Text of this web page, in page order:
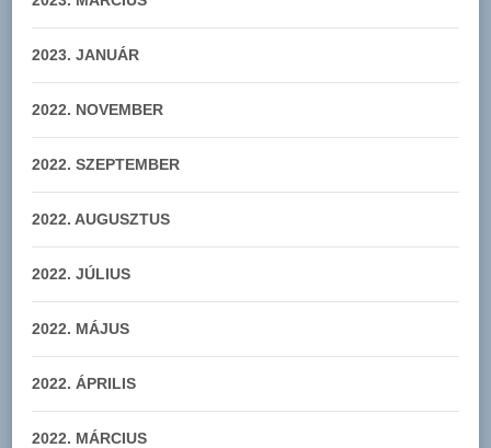
2023. JANUÁR
2022. NOVEMBER
2022. SZEPTEMBER
2022. AUGUSZTUS
2022. JÚLIUS
2022. MÁJUS
2022. ÁPRILIS
2022. MÁRCIUS